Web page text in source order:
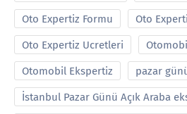
Oto Expertiz Formu Oto
Oto Expertiz Ucretleri
Otomobil Ekspertiz pazar
İstanbul Pazar Günü Açık Araba